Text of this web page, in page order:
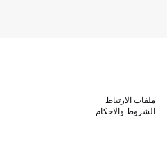
ملفات الارتباط
الشروط والاحكام